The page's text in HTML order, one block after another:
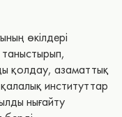
өкілдері
таныстырып,
қолдау, азаматтық
институттар
нығайту